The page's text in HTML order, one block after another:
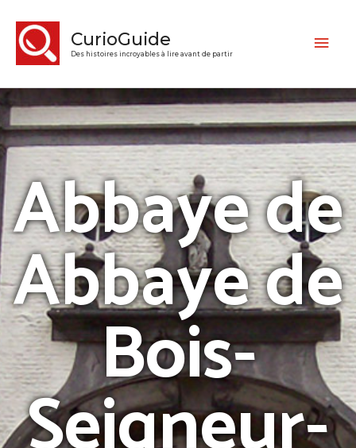
CurioGuide
Des histoires incroyables à lire avant de partir
Abbaye de
Abbaye de
Bois-